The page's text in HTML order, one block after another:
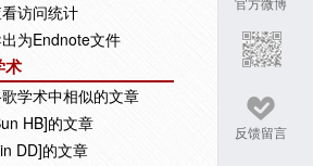
反馈留言
访问统计
为Endnote文件
术
学术中相似的文章
HB]的文章
DD]的文章